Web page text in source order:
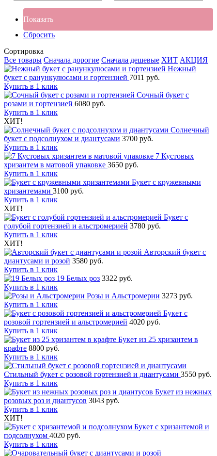
Показать
Сбросить
Сортировка
Все товары Сначала дорогие Сначала дешевые ХИТ АКЦИЯ
Нежный
букет с ранункулюсами и гортензией 7011 руб.
Купить в 1 клик
Сочный букет с
розами и гортензией 6080 руб.
Купить в 1 клик
ХИТ!
Солнечный
букет с подсолнухом и диантусами 3700 руб.
Купить в 1 клик
7 Кустовых
хризантем в матовой упаковке 3650 руб.
Купить в 1 клик
Букет с кружевными
хризантемами 3100 руб.
Купить в 1 клик
ХИТ!
Букет с
голубой гортензией и альстромерией 3780 руб.
Купить в 1 клик
ХИТ!
Авторский букет с
диантусами и розой 3580 руб.
Купить в 1 клик
19 Белых роз 3322 руб.
Купить в 1 клик
Розы и Альстромерии 3273 руб.
Купить в 1 клик
Букет с
розовой гортензией и альстромерией 4020 руб.
Купить в 1 клик
Букет из 25 хризантем в
крафте 8800 руб.
Купить в 1 клик
Стильный букет с розовой гортензией и диантусами 3550 руб.
Купить в 1 клик
Букет из нежных
розовых роз и диантусов 3043 руб.
Купить в 1 клик
ХИТ!
Букет с хризантемой и
подсолнухом 4020 руб.
Купить в 1 клик